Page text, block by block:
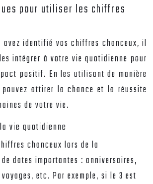
pour utiliser les chiffres
avez identifié vos chiffres chanceux, il
intégrer à votre vie quotidienne pour
positif. En les utilisant de manière
attirer la chance et la réussite
de votre vie.
vie quotidienne
chanceux lors de la
dates importantes : anniversaires,
etc. Par exemple, si le 3 est